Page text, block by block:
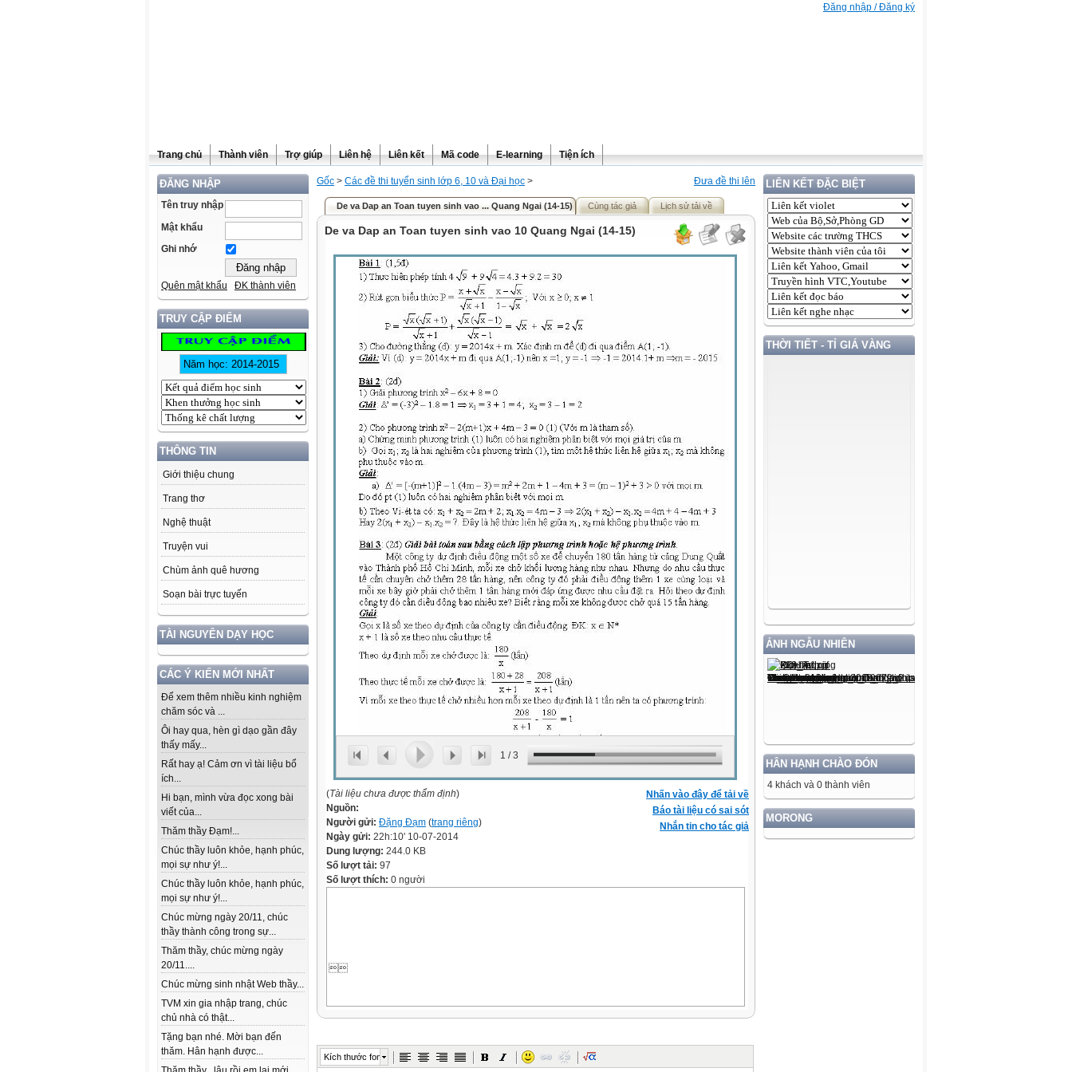
Đăng nhập / Đăng ký
Trang chủ Thành viên Trợ giúp Liên hệ Liên kết Mã code E-learning Tiện ích
ĐĂNG NHẬP
Tên truy nhập
Mật khẩu
Ghi nhớ
Quên mật khẩu ĐK thành viên
TRUY CẬP ĐIỂM
THÔNG TIN
Giới thiệu chung
Trang thơ
Nghệ thuật
Truyện vui
Chùm ảnh quê hương
Soạn bài trực tuyến
TÀI NGUYÊN DẠY HỌC
CÁC Ý KIẾN MỚI NHẤT
Để xem thêm nhiều kinh nghiệm
chăm sóc và ...
Ôi hay qua, hèn gì dạo gần đây
thấy mấy...
Rất hay ạ! Cảm ơn vì tài liệu bổ
ích...
Hi bạn, mình vừa đọc xong bài
viết của...
Thăm thầy Đạm!...
Chúc thầy luôn khỏe, hạnh phúc,
mọi sự như ý!...
Chúc thầy luôn khỏe, hạnh phúc,
mọi sự như ý!...
Chúc mừng ngày 20/11, chúc
thầy thành công trong sự...
Thăm thầy, chúc mừng ngày
20/11....
Chúc mừng sinh nhật Web thầy...
TVM xin gia nhập trang, chúc
chủ nhà có thật...
Tặng bạn nhé. Mời bạn đến
thăm. Hân hạnh được...
LIÊN KẾT ĐẶC BIỆT
THỜI TIẾT - TỈ GIÁ VÀNG
ẢNH NGẪU NHIÊN
HÂN HẠNH CHÀO ĐÓN
4 khách và 0 thành viên
MORONG
Đưa đề thi lên
Gốc > Các đề thi tuyển sinh lớp 6, 10 và Đại học >
De va Dap an Toan tuyen sinh vao ... Quang Ngai (14-15) Cùng tác giả Lịch sử tải về
De va Dap an Toan tuyen sinh vao 10 Quang Ngai (14-15)
1 /3
Nhấn vào đây để tải về
Báo tài liệu có sai sót
Nhắn tin cho tác giả
(Tài liệu chưa được thẩm định)
Nguồn:
Người gửi: Đặng Đạm (trang riêng)
Ngày gửi: 22h:10' 10-07-2014
Dung lượng: 244.0 KB
Số lượt tải: 97
Số lượt thích: 0 người

Kích thước font